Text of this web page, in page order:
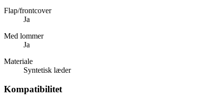
Flap/frontcover
Ja
Med lommer
Ja
Materiale
Syntetisk læder
Kompatibilitet